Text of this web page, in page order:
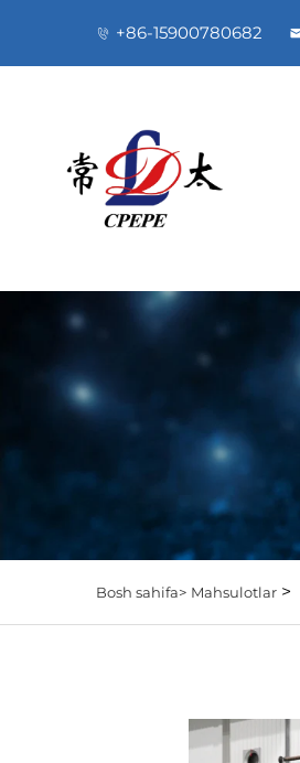
+86-15900780682
Bosh sahifa> Mahsulotlar >